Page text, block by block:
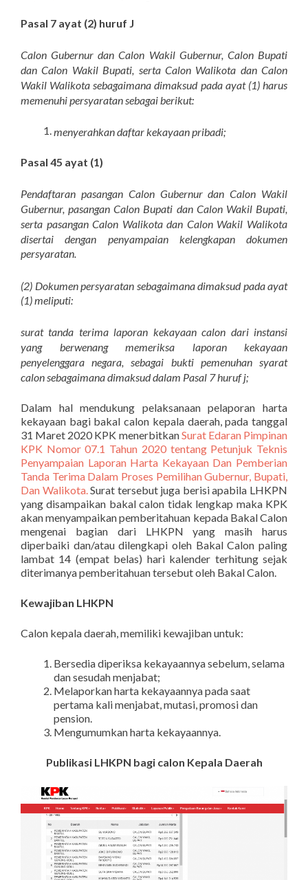
Pasal 7 ayat (2) huruf J
Calon Gubernur dan Calon Wakil Gubernur, Calon Bupati
dan Calon Wakil Bupati, serta Calon Walikota dan Calon
Wakil Walikota sebagaimana dimaksud pada ayat (1) harus
memenuhi persyaratan sebagai berikut:
menyerahkan daftar kekayaan pribadi;
Pasal 45 ayat (1)
Pendaftaran pasangan Calon Gubernur dan Calon Wakil
Gubernur, pasangan Calon Bupati dan Calon Wakil Bupati,
serta pasangan Calon Walikota dan Calon Wakil Walikota
disertai dengan penyampaian kelengkapan dokumen
persyaratan.
(2) Dokumen persyaratan sebagaimana dimaksud pada ayat
(1) meliputi:
surat tanda terima laporan kekayaan calon dari instansi
yang berwenang memeriksa laporan kekayaan
penyelenggara negara, sebagai bukti pemenuhan syarat
calon sebagaimana dimaksud dalam Pasal 7 huruf j;
Dalam hal mendukung pelaksanaan pelaporan harta
kekayaan bagi bakal calon kepala daerah, pada tanggal
31 Maret 2020 KPK menerbitkanSurat Edaran Pimpinan
KPK Nomor 07.1 Tahun 2020 tentang Petunjuk Teknis
Penyampaian Laporan Harta Kekayaan Dan Pemberian
Tanda Terima Dalam Proses Pemilihan Gubernur, Bupati,
Dan Walikota.Surat tersebut juga berisi apabila LHKPN
yang disampaikan bakal calon tidak lengkap maka KPK
akan menyampaikan pemberitahuan kepada Bakal Calon
mengenai bagian dari LHKPN yang masih harus
diperbaiki dan/atau dilengkapi oleh Bakal Calon paling
lambat 14 (empat belas) hari kalender terhitung sejak
diterimanya pemberitahuan tersebut oleh Bakal Calon.
Kewajiban LHKPN
Calon kepala daerah, memiliki kewajiban untuk:
Bersedia diperiksa kekayaannya sebelum, selama
dan sesudah menjabat;
Melaporkan harta kekayaannya pada saat
pertama kali menjabat, mutasi, promosi dan
pension.
Mengumumkan harta kekayaannya.
Publikasi LHKPN bagi calon Kepala Daerah